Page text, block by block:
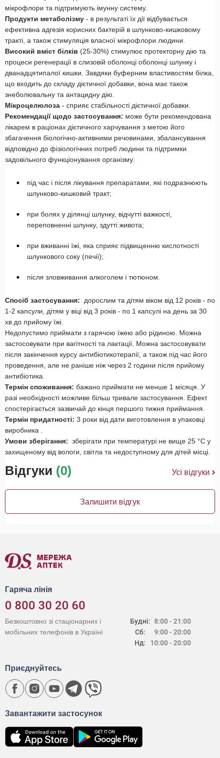
мікрофлори та підтримують імунну систему.
Продукти метаболізму - в результаті їх дії відбувається
ефективна адгезія корисних бактерій в шлунково-кишковому
тракті, а також стимуляція власної мікрофлори людини.
Високий вміст білків (25-30%) стимулює протекторну дію та
процеси регенерації в слизовій оболонці оболонці шлунку і
дванадцятипалої кишки. Завдяки буферним властивостям білка,
що входить до складу дієтичної добавки, вона має також
знеболювальну та антацидну дію.
Мікроцелюлоза - сприяє стабільності дієтичної добавки.
Рекомендації щодо застосування: може бути рекомен­дована
лікарем в раціонах дієтичного харчування з метою його
збагачення біологічно-активними речовинами, збалан­сування
відповідно до фізіологічних потреб людини та підтримки
задовільного функціонування організму:
під час і після лікування препаратами, які подразнюють
шлунково-кишковий тракт;
при болях у ділянці шлунку, відчутті важкості,
переповненні шлунку, здутті живота;
при вживанні їжі, яка сприяє підвищенню кислотності
шлункового соку (печії);
після зловживання алкоголем і тютюном.
Спосіб застосування: дорослим та дітям віком від 12 років - по
1-2 капсули, дітям у віці від 3 років - по 1 капсулі на день за 30
хв до прийому їжі.
Недопустимо приймати з гарячою їжею або рідиною. Можна
застосовувати при вагітності та лактації. Можна застосовувати
після закінчення курсу антибіотикоте­рапії, а також під час його
проведення, але не раніше ніж через 2 години після прийому
антибіотика.
Термін споживання: бажано приймати не менше 1 місяця. У
разі необхідності можливе більш тривале застосування. Ефект
спостерігається зазвичай до кінця першого тижня приймання.
Термін придатності: 3 роки від дати виготовлення в упаковці
виробника .
Умови зберігання: зберігати при температурі не вище 25 °C у
захищеному від вологи, світла та недоступному для дітей місці.
Відгуки (0) Усі відгуки
Залишити відгук
Гаряча лінія
0 800 30 20 60
Будні:
Сб:
Нд:
8:00 - 21:00
9:00 - 20:00
10:00 - 20:00
Безкоштовно зі стаціонарних і
мобільних телефонів в Україні
Завантажити застосунок
Приєднуйтесь